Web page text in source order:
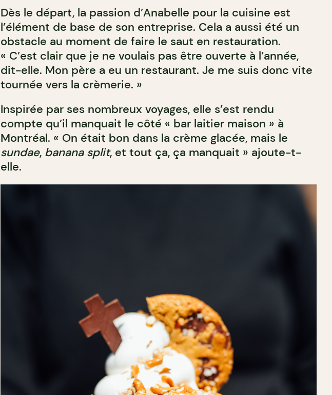
Dès le départ, la passion d’Anabelle pour la cuisine est
l’élément de base de son entreprise. Cela a aussi été un
obstacle au moment de faire le saut en restauration.
« C’est clair que je ne voulais pas être ouverte à l’année,
dit-elle. Mon père a eu un restaurant. Je me suis donc vite
tournée vers la crèmerie. »
Inspirée par ses nombreux voyages, elle s’est rendu
compte qu’il manquait le côté « bar laitier maison » à
Montréal. « On était bon dans la crème glacée, mais le
sundae, banana split, et tout ça, ça manquait » ajoute-t-
elle.